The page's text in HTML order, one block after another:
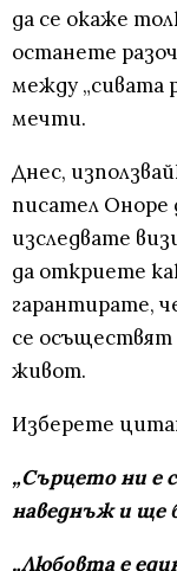
да се окаже
останете
между „сивата
мечти.
Днес,
писател Оноре
изследвате
да откриете
гарантирате,
се осъществят
живот.
Изберете
„Сърцето ни е
наведнъж и ще
„Любовта е